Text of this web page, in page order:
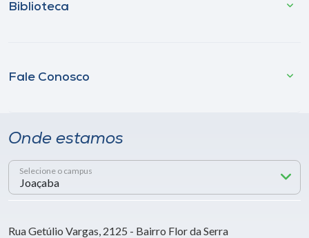
Biblioteca
Fale Conosco
Onde estamos
Selecione o campus
Rua Getúlio Vargas, 2125 - Bairro Flor da Serra